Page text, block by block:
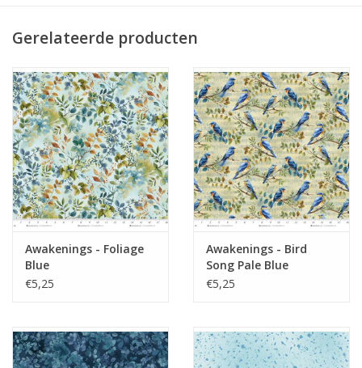
Gerelateerde producten
Awakenings - Foliage
Blue
€5,25
Awakenings - Bird
Song Pale Blue
€5,25